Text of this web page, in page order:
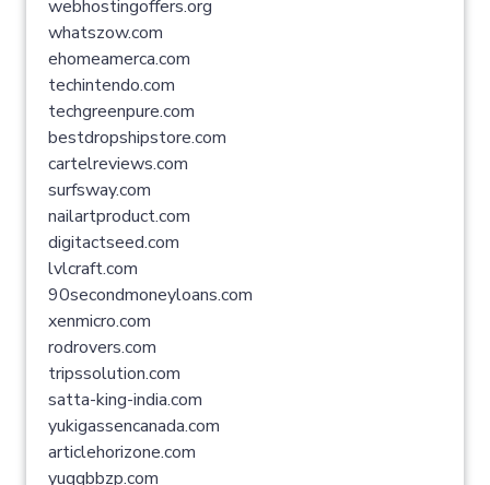
webhostingoffers.org
whatszow.com
ehomeamerca.com
techintendo.com
techgreenpure.com
bestdropshipstore.com
cartelreviews.com
surfsway.com
nailartproduct.com
digitactseed.com
lvlcraft.com
90secondmoneyloans.com
xenmicro.com
rodrovers.com
tripssolution.com
satta-king-india.com
yukigassencanada.com
articlehorizone.com
yuqqbbzp.com